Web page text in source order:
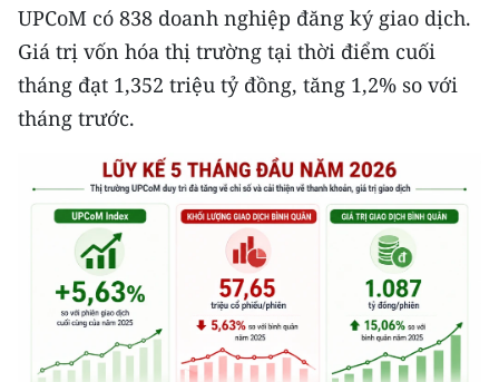
Media Môi trường
Ảnh
Infographic
TIN MỚI
TIN ĐỊA PHƯƠNG
Trung du và miền núi phía Bắc
Đồng bằng sông Hồng
UPCoM có 838 doanh nghiệp đăng ký giao dịch.
Giá trị vốn hóa thị trường tại thời điểm cuối
tháng đạt 1,352 triệu tỷ đồng, tăng 1,2% so với
tháng trước.